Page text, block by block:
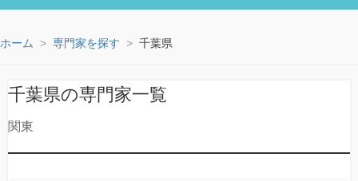
ホーム 専門家を探す 千葉県
千葉県の専門家一覧
関東